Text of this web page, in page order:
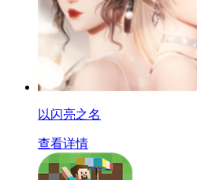
以闪亮之名
查看详情